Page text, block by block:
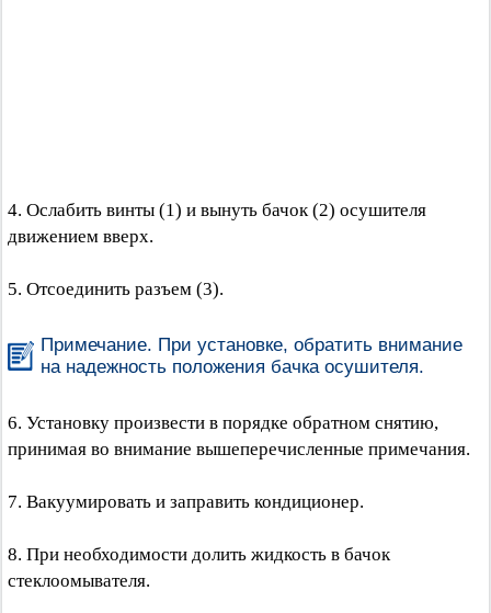
4. Ослабить винты (1) и вынуть бачок (2) осушителя
движением вверх.
5. Отсоединить разъем (3).
Примечание. При установке, обратить внимание
на надежность положения бачка осушителя.
6. Установку произвести в порядке обратном снятию,
принимая во внимание вышеперечисленные примечания.
7. Вакуумировать и заправить кондиционер.
8. При необходимости долить жидкость в бачок
стеклоомывателя.